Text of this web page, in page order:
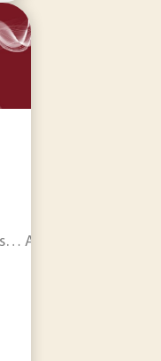
Depuis l’entrée en
en lumière une
Alors que 2025 est